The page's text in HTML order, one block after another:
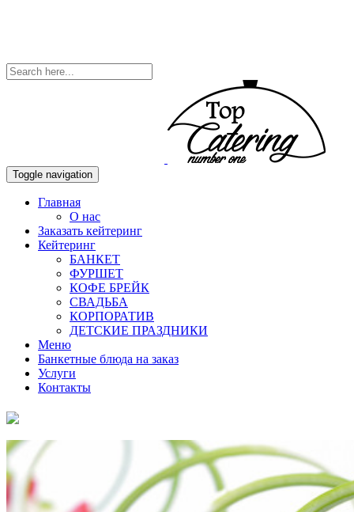
Toggle navigation
Главная
О нас
Заказать кейтеринг
Кейтеринг
БАНКЕТ
ФУРШЕТ
КОФЕ БРЕЙК
СВАДЬБА
КОРПОРАТИВ
ДЕТСКИЕ ПРАЗДНИКИ
Меню
Банкетные блюда на заказ
Услуги
Контакты